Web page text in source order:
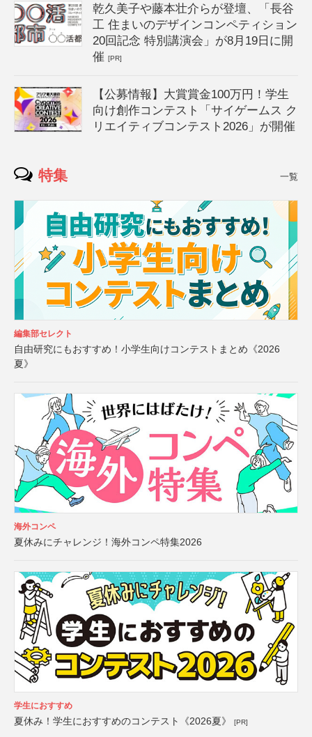
乾久美子や藤本壮介らが登壇、「長谷
工 住まいのデザインコンペティション
20回記念 特別講演会」が8月19日に開
催[PR]
【公募情報】大賞賞金100万円！学生
向け創作コンテスト「サイゲームス ク
リエイティブコンテスト2026」が開催
特集 一覧
編集部セレクト
自由研究にもおすすめ！小学生向けコンテストまとめ《2026
夏》
海外コンペ
夏休みにチャレンジ！海外コンペ特集2026
学生におすすめ
夏休み！学生におすすめのコンテスト《2026夏》 [PR]